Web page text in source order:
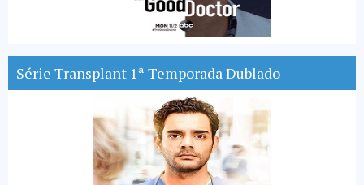
Série Transplant 1ª Temporada Dublado